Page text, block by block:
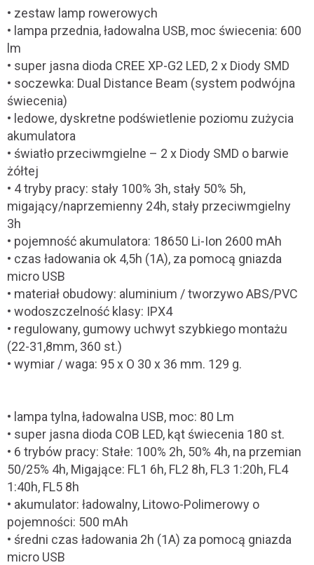
• zestaw lamp rowerowych
• lampa przednia, ładowalna USB, moc świecenia: 600
lm
• super jasna dioda CREE XP-G2 LED, 2 x Diody SMD
• soczewka: Dual Distance Beam (system podwójna
świecenia)
• ledowe, dyskretne podświetlenie poziomu zużycia
akumulatora
• światło przeciwmgielne – 2 x Diody SMD o barwie
żółtej
• 4 tryby pracy: stały 100% 3h, stały 50% 5h,
migający/naprzemienny 24h, stały przeciwmgielny
3h
• pojemność akumulatora: 18650 Li-Ion 2600 mAh
• czas ładowania ok 4,5h (1A), za pomocą gniazda
micro USB
• materiał obudowy: aluminium / tworzywo ABS/PVC
• wodoszczelność klasy: IPX4
• regulowany, gumowy uchwyt szybkiego montażu
(22-31,8mm, 360 st.)
• wymiar / waga: 95 x O 30 x 36 mm. 129 g.
• lampa tylna, ładowalna USB, moc: 80 Lm
• super jasna dioda COB LED, kąt świecenia 180 st.
• 6 trybów pracy: Stałe: 100% 2h, 50% 4h, na przemian
50/25% 4h, Migające: FL1 6h, FL2 8h, FL3 1:20h, FL4
1:40h, FL5 8h
• akumulator: ładowalny, Litowo-Polimerowy o
pojemności: 500 mAh
• średni czas ładowania 2h (1A) za pomocą gniazda
micro USB